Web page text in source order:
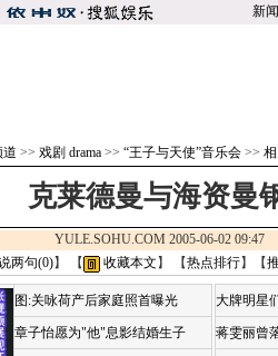
新闻
道 >> 戏剧 drama >> “王子与天使”音乐会 >>
克莱德曼与海资曼
YULE.SOHU.COM 2005-06-02
两句(0)】 【 收藏本文 】 【热点排行】【
图:关咏荷产后家庭照首曝光
章子怡愿为"他"息影结婚生子
大牌明星
蒋雯丽曾